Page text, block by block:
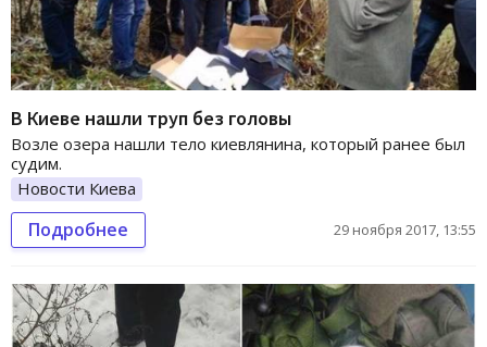
В Киеве нашли труп без головы
Возле озера нашли тело киевлянина, который ранее был
судим.
Новости Киева
Подробнее 29 ноября 2017, 13:55